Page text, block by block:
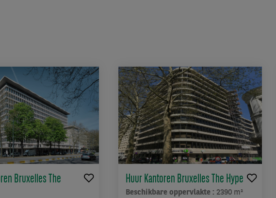
Bruxelles The
Huur Kantoren Bruxelles The Hype
Beschikbare oppervlakte : 2390 m²